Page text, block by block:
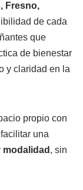
Fresno,
de cada
que
de bienestar
y claridad en la
propio con
una
modalidad , sin